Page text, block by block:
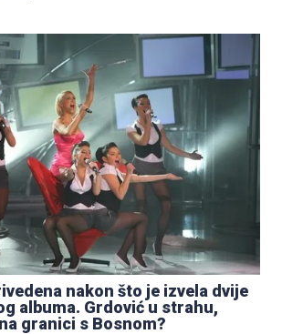
nakon što je izvela dvije
albuma. Grdović u strahu,
granici s Bosnom?